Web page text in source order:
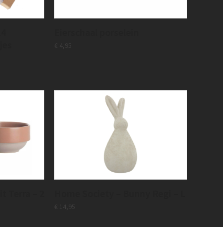
4,95
14,95